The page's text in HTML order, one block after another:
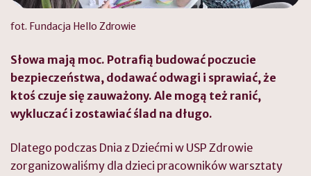
fot. Fundacja Hello Zdrowie
Słowa mają moc. Potrafią budować poczucie
bezpieczeństwa, dodawać odwagi i sprawiać, że
ktoś czuje się zauważony. Ale mogą też ranić,
wykluczać i zostawiać ślad na długo.
Dlatego podczas Dnia z Dziećmi w USP Zdrowie
zorganizowaliśmy dla dzieci pracowników warsztaty